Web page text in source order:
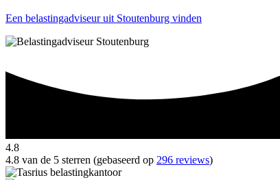
Een belastingadviseur uit Stoutenburg vinden
4.8
4.8 van de 5 sterren (gebaseerd op 296 reviews)